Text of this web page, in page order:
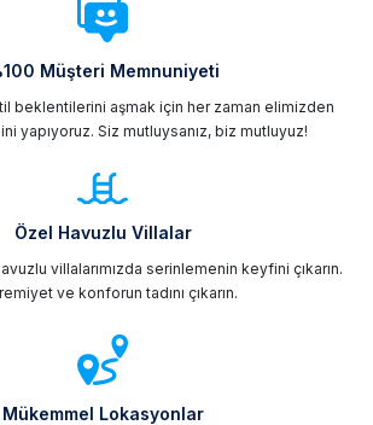
Müşteri Memnuniyeti
beklentilerini aşmak için her zaman elimizden
yapıyoruz. Siz mutluysanız, biz mutluyuz!
Özel Havuzlu Villalar
villalarımızda serinlemenin keyfini çıkarın.
ve konforun tadını çıkarın.
Mükemmel Lokasyonlar